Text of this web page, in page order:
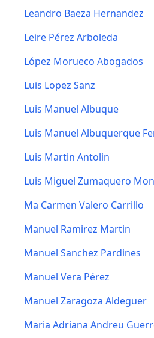
Leandro Baeza Hernandez
Leire Pérez Arboleda
López Morueco Abogados
Luis Lopez Sanz
Luis Manuel Albuque
Luis Manuel Albuquerque
Luis Martin Antolin
Luis Miguel Zumaquero
Ma Carmen Valero Carrillo
Manuel Ramirez Martin
Manuel Sanchez Pardines
Manuel Vera Pérez
Manuel Zaragoza Aldeguer
Maria Adriana Andreu